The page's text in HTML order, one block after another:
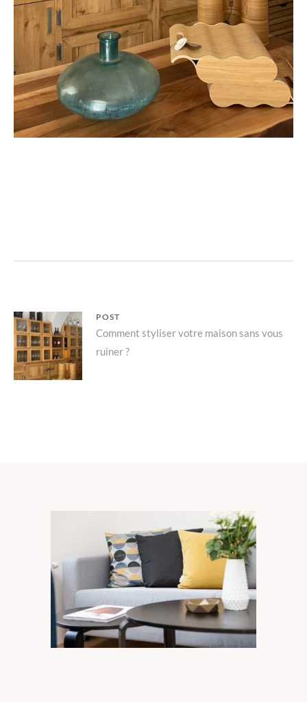
Navigation
de
l’article
POST
Parent
post:
Comment styliser votre maison sans vous
ruiner ?